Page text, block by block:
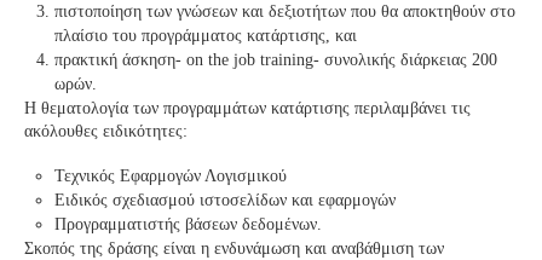
πιστοποίηση των γνώσεων και δεξιοτήτων που θα αποκτηθούν στο
πλαίσιο του προγράμματος κατάρτισης, και
πρακτική άσκηση- on the job training- συνολικής διάρκειας 200
ωρών.
Η θεματολογία των προγραμμάτων κατάρτισης περιλαμβάνει τις
ακόλουθες ειδικότητες:
Τεχνικός Εφαρμογών Λογισμικού
Ειδικός σχεδιασμού ιστοσελίδων και εφαρμογών
Προγραμματιστής βάσεων δεδομένων.
Σκοπός της δράσης είναι η ενδυνάμωση και αναβάθμιση των